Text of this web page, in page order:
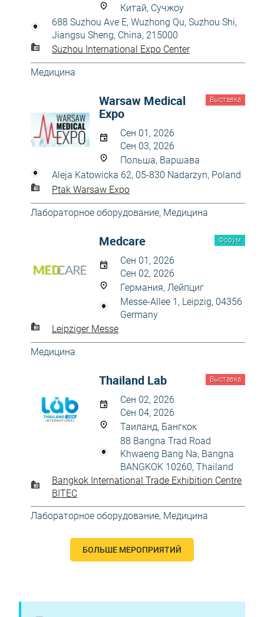
Китай, Сучжоу
688 Suzhou Ave E, Wuzhong Qu, Suzhou Shi,
Jiangsu Sheng, China, 215000
Suzhou International Expo Center
Медицина
Выставка
Warsaw Medical
Expo
Сен 01, 2026
Сен 03, 2026
Польша, Варшава
Aleja Katowicka 62, 05-830 Nadarzyn, Poland
Ptak Warsaw Expo
Лабораторное оборудование, Медицина
Форум
Medcare
Сен 01, 2026
Сен 02, 2026
Германия, Лейпциг
Messe-Allee 1, Leipzig, 04356
Germany
Leipziger Messe
Медицина
Выставка
Thailand Lab
Сен 02, 2026
Сен 04, 2026
Таиланд, Бангкок
88 Bangna Trad Road
Khwaeng Bang Na, Bangna
BANGKOK 10260, Thailand
Bangkok International Trade Exhibition Centre
BITEC
Лабораторное оборудование, Медицина
БОЛЬШЕ МЕРОПРИЯТИЙ